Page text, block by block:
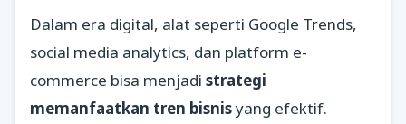
Dalam era digital, alat seperti Google Trends,
social media analytics, dan platform e-
commerce bisa menjadi strategi
memanfaatkan tren bisnisyang efektif.